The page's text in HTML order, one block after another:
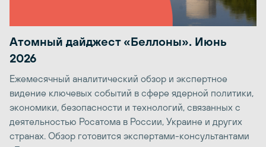
Атомный дайджест «Беллоны». Июнь
2026
Ежемесячный аналитический обзор и экспертное
видение ключевых событий в сфере ядерной политики,
экономики, безопасности и технологий, связанных с
деятельностью Росатома в России, Украине и других
странах. Обзор готовится экспертами-консультантами